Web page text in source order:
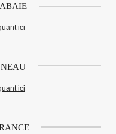
ici
ici